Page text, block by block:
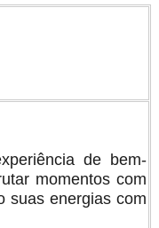
de bem-
momentos com
suas energias com